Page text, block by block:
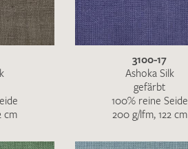
cm
3100-17
Ashoka Silk
gefärbt
100% reine Seide
200 g/lfm, 122 cm